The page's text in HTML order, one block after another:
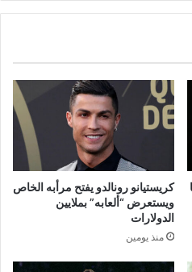
كريستيانو رونالدو يفتح مرأبه الخاص
ويستعرض “ألعابه” بملايين
الدولارات
منذ يومين